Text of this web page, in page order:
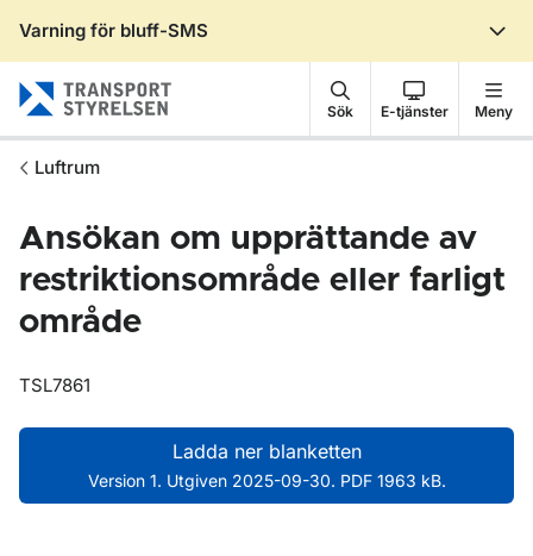
Varning för bluff-SMS
Sök E-tjänster Meny
Luftrum
Ansökan om upprättande av
restriktionsområde eller farligt
område
TSL7861
Ladda ner blanketten
Version 1. Utgiven 2025-09-30. PDF 1963 kB.